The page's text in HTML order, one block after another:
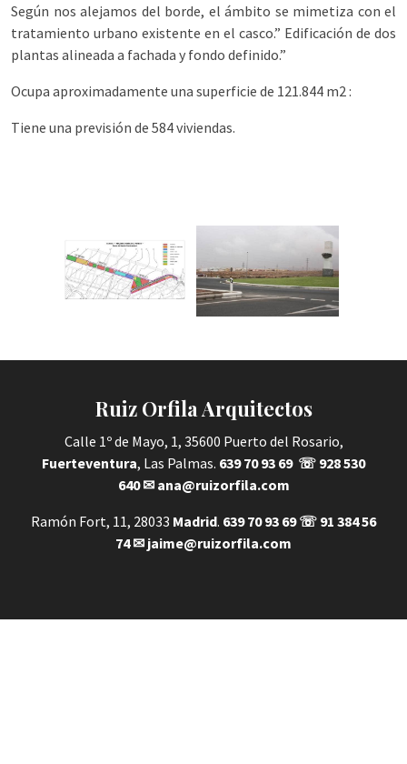
Según nos alejamos del borde, el ámbito se mimetiza con el
tratamiento urbano existente en el casco.” Edificación de dos
plantas alineada a fachada y fondo definido.”
Ocupa aproximadamente una superficie de 121.844 m2 :
Tiene una previsión de 584 viviendas.
Ruiz Orfila Arquitectos
Calle 1º de Mayo, 1, 35600 Puerto del Rosario,
Fuerteventura, Las Palmas. 639 70 93 69 ☏ 928 530
640 ✉ ana@ruizorfila.com
Ramón Fort, 11, 28033 Madrid. 639 70 93 69 ☏ 91 384 56
74 ✉ jaime@ruizorfila.com